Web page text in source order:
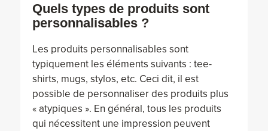
Quels types de produits sont
personnalisables ?
Les produits personnalisables sont
typiquement les éléments suivants : tee-
shirts, mugs, stylos, etc. Ceci dit, il est
possible de personnaliser des produits plus
« atypiques ». En général, tous les produits
qui nécessitent une impression peuvent